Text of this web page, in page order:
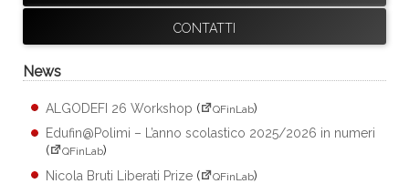
CONTATTI
News
ALGODEFI 26 Workshop ( QFinLab)
Edufin@Polimi – L’anno scolastico 2025/2026 in numeri
(
QFinLab)
Nicola Bruti Liberati Prize ( QFinLab)